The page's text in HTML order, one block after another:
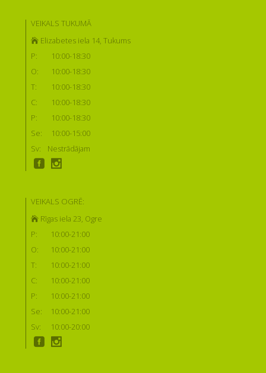
VEIKALS TUKUMĀ
Elizabetes iela 14, Tukums
P:
10:00-18:30
O:
10:00-18:30
T:
10:00-18:30
C:
10:00-18:30
P:
10:00-18:30
Se:
10:00-15:00
Sv:
Nestrādājam
VEIKALS OGRĒ:
Rīgas iela 23, Ogre
P:
10:00-21:00
O:
10:00-21:00
T:
10:00-21:00
C:
10:00-21:00
P:
10:00-21:00
Se:
10:00-21:00
Sv:
10:00-20:00